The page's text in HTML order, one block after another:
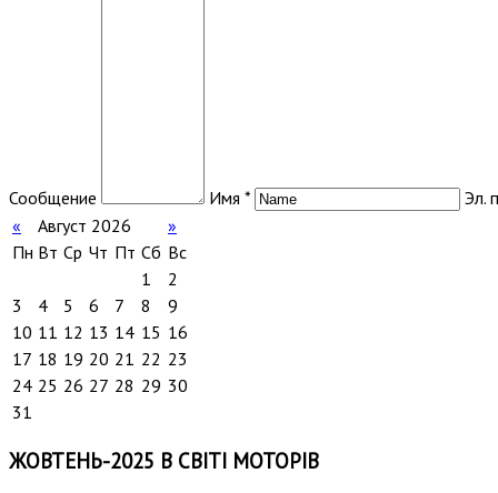
Сообщение Имя *
Эл.
«
Август 2026
»
Пн Вт Ср Чт Пт Сб Вс
1
2
3
4 5 6 7 8
9
10 11 12 13 14 15 16
17 18 19 20 21 22 23
24 25 26 27 28 29 30
31
ЖОВТЕНЬ-2025 В СВІТІ МОТОРІВ